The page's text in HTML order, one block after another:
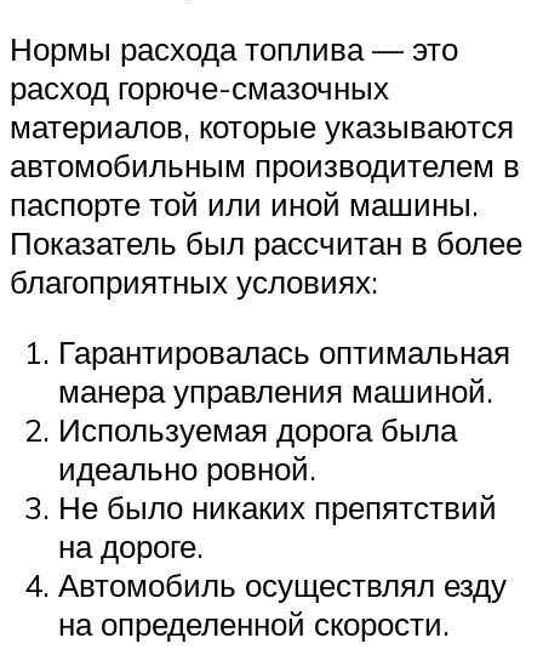
Нормы расхода топлива — это
расход горюче-смазочных
материалов, которые указываются
автомобильным производителем в
паспорте той или иной машины.
Показатель был рассчитан в более
благоприятных условиях:
Гарантировалась оптимальная
манера управления машиной.
Используемая дорога была
идеально ровной.
Не было никаких препятствий
на дороге.
Автомобиль осуществлял езду
на определенной скорости.